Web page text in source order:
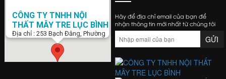
CÔNG TY TNHH NỘI
THẤT MÂY TRE LỤC BÌNH
Địa chỉ : 253 Bạch Đằng, Phường
15, Q. Bình Thạnh, Tp. Hồ Chí Minh
Điện Thoại : 0938 423 805
banghemaytrela@gmail.com
Hãy để địa chỉ email của bạn để
nhận thông tin mới nhất từ chúng tôi